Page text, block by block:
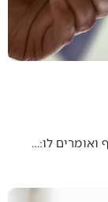
לו:…